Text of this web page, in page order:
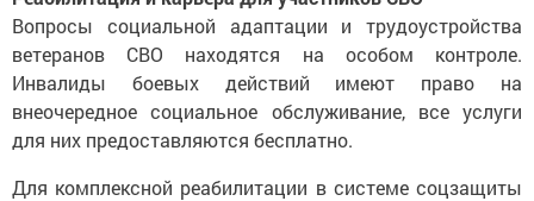
Вопросы социальной адаптации и трудоустройства
ветеранов СВО находятся на особом контроле.
Инвалиды боевых действий имеют право на
внеочередное социальное обслуживание, все услуги
для них предоставляются бесплатно.
Для комплексной реабилитации в системе соцзащиты